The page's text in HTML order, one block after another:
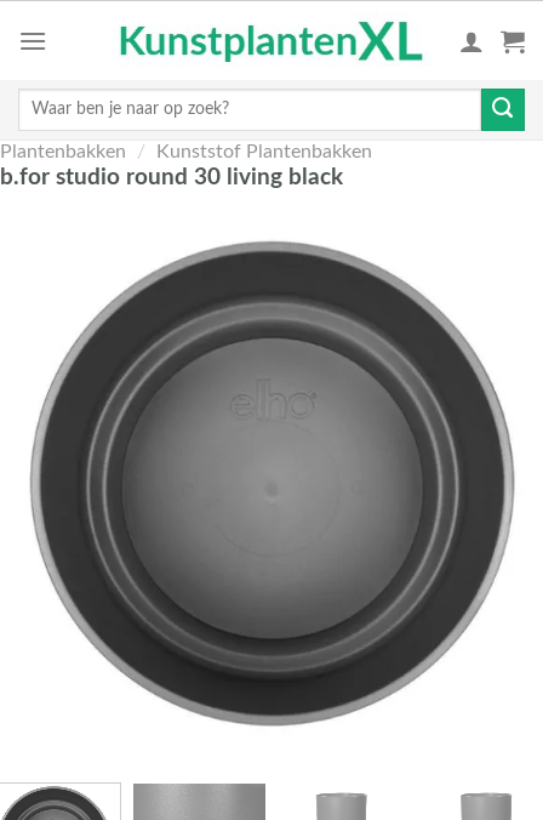
Zoeken
Plantenbakken / Kunststof Plantenbakken
b.for studio round 30 living black